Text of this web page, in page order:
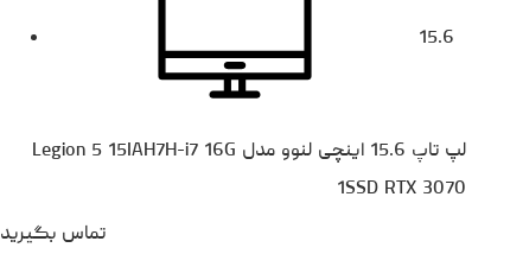
15.6
لپ تاپ 15.6 اینچی لنوو مدل Legion 5 15IAH7H-i7 16G
1SSD RTX 3070
تماس بگیرید